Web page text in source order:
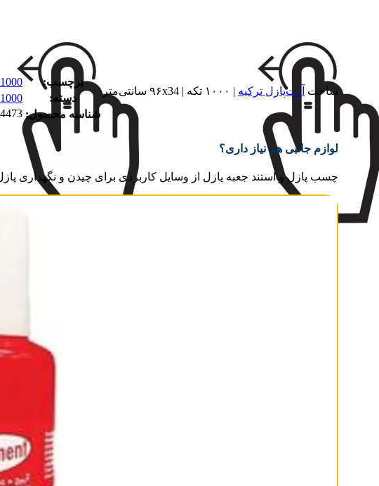
ساخت آرت‌پازل ترکیه | ۱۰۰۰ تکه | ۹۶x34 سانتی‌متر
برچسب: 1000 تکه
دسته:
1000 تکه
شناسه محصول:
لوازم جانبی هم نیاز داری؟
چسب پازل و استند جعبه پازل از وسایل کاربردی برای چیدن و نگهداری